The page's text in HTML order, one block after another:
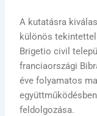
A kutatásra
különös
Brigetio civil
franciaországi
éve folyamatos
feldolgozása.